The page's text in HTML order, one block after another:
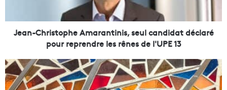
i
p
h
e
Jean-Christophe Amarantinis, seul candidat déclaré
pour reprendre les rênes de l'UPE 13
V
i
d